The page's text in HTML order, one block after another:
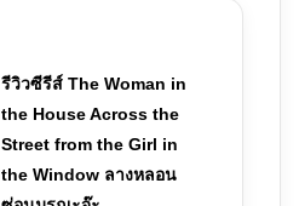
รีวิวซีรีส์ The Woman in
the House Across the
Street from the Girl in
the Window ลางหลอน